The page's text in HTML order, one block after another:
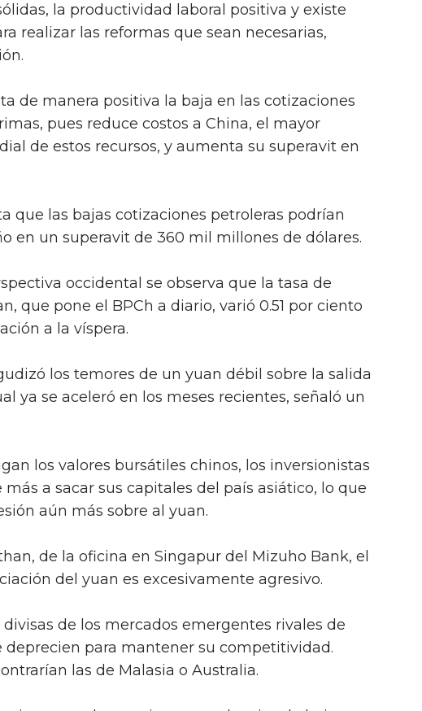
la productividad laboral positiva y existe
realizar las reformas que sean necesarias,
de manera positiva la baja en las cotizaciones
pues reduce costos a China, el mayor
de estos recursos, y aumenta su superavit en
que las bajas cotizaciones petroleras podrían
en un superavit de 360 mil millones de dólares.
occidental se observa que la tasa de
que pone el BPCh a diario, varió 0.51 por ciento
a la víspera.
los temores de un yuan débil sobre la salida
ya se aceleró en los meses recientes, señaló un
los valores bursátiles chinos, los inversionistas
a sacar sus capitales del país asiático, lo que
aún más sobre al yuan.
de la oficina en Singapur del Mizuho Bank, el
del yuan es excesivamente agresivo.
divisas de los mercados emergentes rivales de
deprecien para mantener su competitividad.
las de Malasia o Australia.